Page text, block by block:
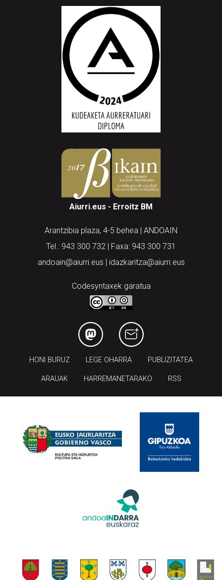
Aiurri.eus - Erroitz BM
Arantzibia plaza, 4-5 behea | ANDOAIN
Tel.: 943 300 732 | Faxa: 943 300 731
andoain@aiurri.eus | idazkaritza@aiurri.eus
Codesyntaxek garatua
HONI BURUZ LEGE OHARRA PUBLIZITATEA
ARAUAK HARREMANETARAKO RSS